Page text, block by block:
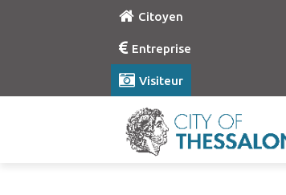
Citoyen
Entreprise
Visiteur